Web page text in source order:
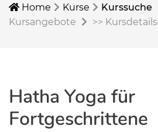
Home Kurse
Kurssuche
Kursangebote
>> Kursdetails
Hatha Yoga für
Fortgeschrittene